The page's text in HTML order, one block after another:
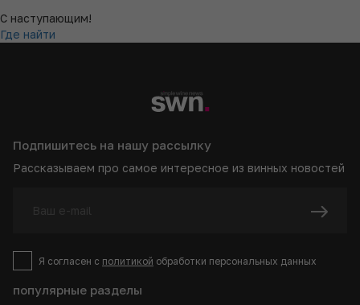
С наступающим!
Где найти
популярные разделы
Подпишитесь на нашу рассылку
Рассказываем про самое интересное из винных новостей
Я согласен с политикой обработки персональных данных